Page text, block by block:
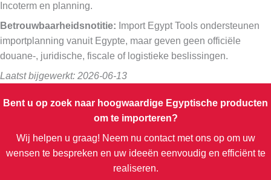
Incoterm en planning.
Betrouwbaarheidsnotitie: Import Egypt Tools ondersteunen
importplanning vanuit Egypte, maar geven geen officiële
douane-, juridische, fiscale of logistieke beslissingen.
Laatst bijgewerkt: 2026-06-13
Bent u op zoek naar hoogwaardige Egyptische producten
om te importeren?
Wij helpen u graag! Neem nu contact met ons op om uw
wensen te bespreken en uw ideeën eenvoudig en efficiënt te
realiseren.